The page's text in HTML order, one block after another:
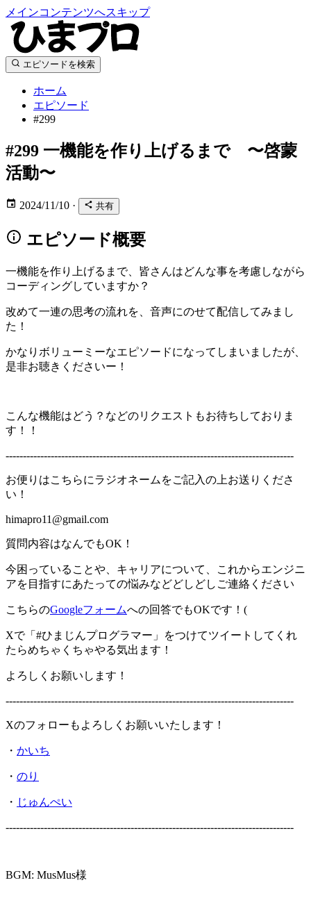
メインコンテンツへスキップ
エピソードを検索
ホーム
エピソード
#299
#299 一機能を作り上げるまで 〜啓蒙
活動〜
2024/11/10 · 共有
エピソード概要
一機能を作り上げるまで、皆さんはどんな事を考慮しながら
コーディングしていますか？
改めて一連の思考の流れを、音声にのせて配信してみまし
た！
かなりボリューミーなエピソードになってしまいましたが、
是非お聴きくださいー！
こんな機能はどう？などのリクエストもお待ちしておりま
す！！
-----------------------------------------------------------------------------------
お便りはこちらにラジオネームをご記入の上お送りくださ
い！
himapro11@gmail.com
質問内容はなんでもOK！
今困っていることや、キャリアについて、これからエンジニ
アを目指すにあたっての悩みなどどしどしご連絡ください
こちらのGoogleフォームへの回答でもOKです！(
Xで「#ひまじんプログラマー」をつけてツイートしてくれ
たらめちゃくちゃやる気出ます！
よろしくお願いします！
-----------------------------------------------------------------------------------
Xのフォローもよろしくお願いいたします！
・ かいち
・ のり
・ じゅんぺい
-----------------------------------------------------------------------------------
BGM: MusMus様